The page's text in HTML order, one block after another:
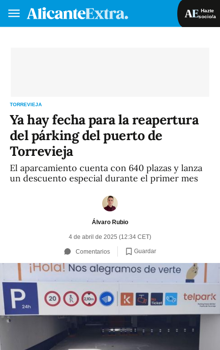
Hazte
socio/a
TORREVIEJA
Ya hay fecha para la reapertura
del párking del puerto de
Torrevieja
El aparcamiento cuenta con 640 plazas y lanza
un descuento especial durante el primer mes
Álvaro Rubio
4 de abril de 2025 (12:34 CET)
Comentarios Guardar